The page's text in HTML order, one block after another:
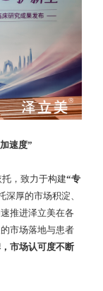
速度”
，致力于构建“专
深厚的市场积淀、
推进泽立美在各
市场落地与患者
市场认可度不断